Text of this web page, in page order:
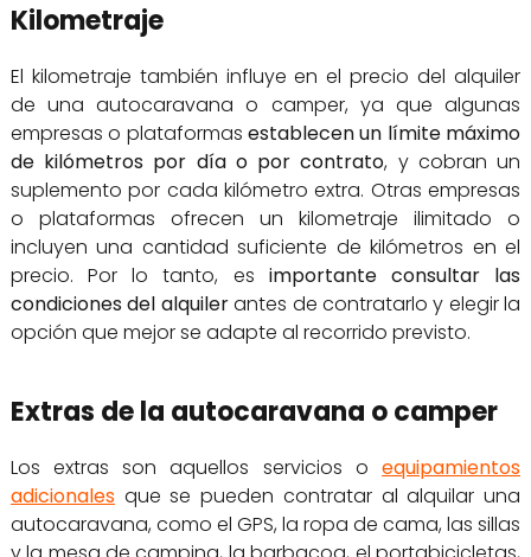
Kilometraje
El kilometraje también influye en el precio del alquiler
de una autocaravana o camper, ya que algunas
empresas o plataformas establecen un límite máximo
de kilómetros por día o por contrato, y cobran un
suplemento por cada kilómetro extra. Otras empresas
o plataformas ofrecen un kilometraje ilimitado o
incluyen una cantidad suficiente de kilómetros en el
precio. Por lo tanto, es importante consultar las
condiciones del alquilerantes de contratarlo y elegir la
opción que mejor se adapte al recorrido previsto.
Extras de la autocaravana o camper
Los extras son aquellos servicios oequipamientos
adicionalesque se pueden contratar al alquilar una
autocaravana, como el GPS, la ropa de cama, las sillas